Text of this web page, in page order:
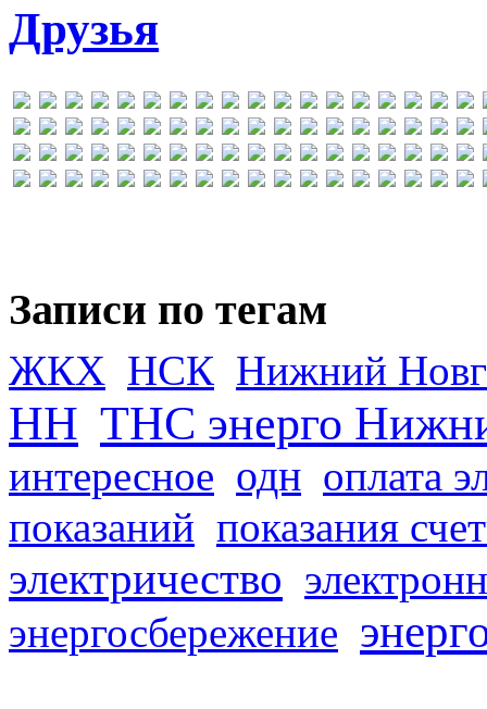
Друзья
Записи по тегам
ЖКХ НСК Нижний
НН ТНС энерго
интересное одн оплата
показаний показания
электричество
энергосбережение